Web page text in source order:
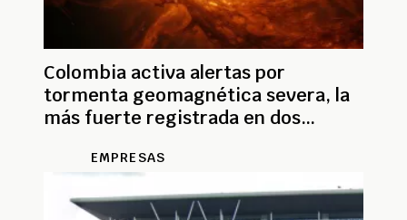
Colombia activa alertas por
tormenta geomagnética severa, la
más fuerte registrada en dos
EMPRESAS